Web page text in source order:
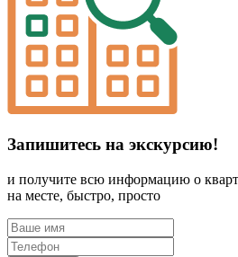
Запишитесь на экскурсию!
и получите всю информацию о
на месте, быстро, просто